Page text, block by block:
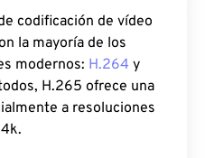
codificación de vídeo
la mayoría de los
modernos: H.264 y
H.265 ofrece una
a resoluciones